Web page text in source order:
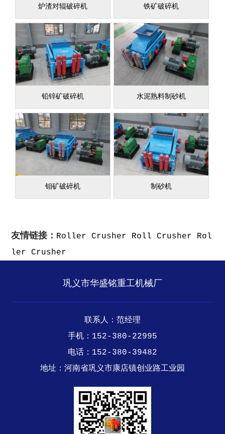
炉渣对辊破碎机 铁矿破碎机
铅锌矿破碎机 水泥熟料制砂机
钼矿破碎机 制砂机
友情链接： Roller Crusher Roll Crusher
Rol
ler Crusher
巩义市华盛铭重工机械厂
联系人：范经理
手机：152-380-22995
电话：152-380-39482
地址：河南省巩义市康店镇创业路工业园